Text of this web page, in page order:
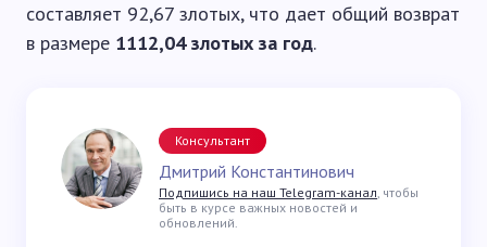
составляет 92,67 злотых, что дает общий возврат
в размере 1112,04 злотых за год.
Консультант
Дмитрий Константинович
Подпишись на наш Telegram-канал, чтобы
быть в курсе важных новостей и
обновлений.